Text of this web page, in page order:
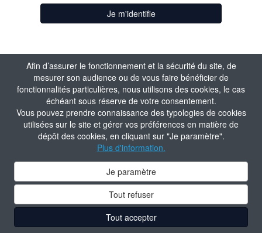
Afin d’assurer le fonctionnement et la sécurité du site, de
mesurer son audience ou de vous faire bénéficier de
fonctionnalités particulières, nous utilisons des cookies, le cas
échéant sous réserve de votre consentement.
Vous pouvez prendre connaissance des typologies de cookies
utilisées sur le site et gérer vos préférences en matière de
dépôt des cookies, en cliquant sur "Je paramètre".
Plus d'information.
Je paramètre
Tout refuser
Tout accepter
Je m'identifie